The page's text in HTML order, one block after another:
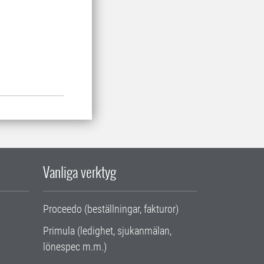
Vanliga verktyg
Proceedo (beställningar, fakturor)
Primula (ledighet, sjukanmälan,
lönespec m.m.)